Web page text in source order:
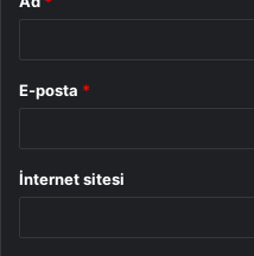
E-posta *
İnternet sitesi